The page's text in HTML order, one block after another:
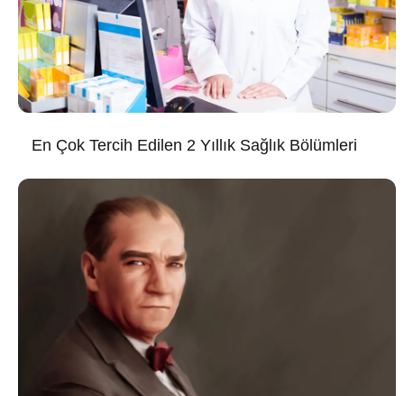
En Çok Tercih Edilen 2 Yıllık Sağlık Bölümleri